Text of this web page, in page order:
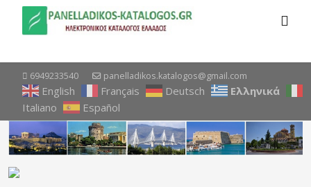
6949233540 panelladikos.katalogos@gmail.com
English Français Deutsch
Ελληνικά
Italiano
Español